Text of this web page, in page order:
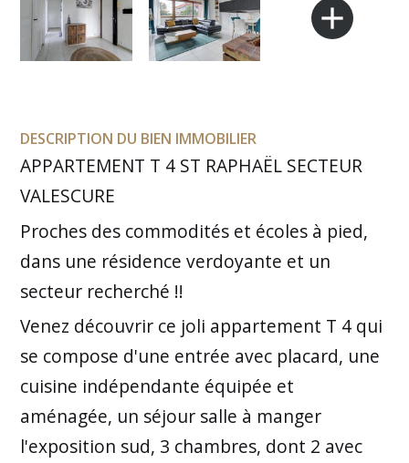
add
DESCRIPTION DU BIEN IMMOBILIER
APPARTEMENT T 4 ST RAPHAËL SECTEUR
VALESCURE
Proches des commodités et écoles à pied,
dans une résidence verdoyante et un
secteur recherché !!
Venez découvrir ce joli appartement T 4 qui
se compose d'une entrée avec placard, une
cuisine indépendante équipée et
aménagée, un séjour salle à manger
l'exposition sud, 3 chambres, dont 2 avec